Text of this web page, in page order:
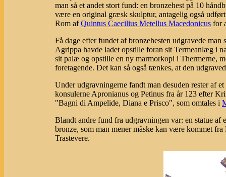
man så et andet stort fund: en bronzehest på 10
være en original græsk skulptur, antagelig også
Rom afQuintus Caecilius Metellus Macedonicus for
Få dage efter fundet af bronzehesten udgravede
Agrippa havde ladet opstille foran sit Termeanlæg i
sit palæ og opstille en ny marmorkopi i Thermerne,
foretagende. Det kan så også tænkes, at den
Under udgravningerne fandt man desuden rester af
konsulerne Apronianus og Petinus fra år 123 efter
"Bagni di Ampelide, Diana e Prisco", som omtales i
Blandt andre fund fra udgravningen var: en statue af
bronze, som man mener måske kan være kommet
Trastevere.